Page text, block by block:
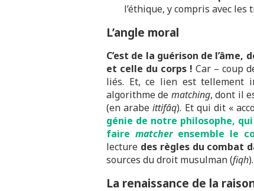
l’éthique, y compris avec
L’angle moral
C’est de la guérison de
et celle du corps ! Car – coup
liés. Et, ce lien est tellement
algorithme de matching, dont il
(en arabeittifâq). Et qui dit «
génie de notre philosophe,
faire matcherensemble le
lecture des règles du combat
sources du droit musulman (fiqh).
La renaissance de la